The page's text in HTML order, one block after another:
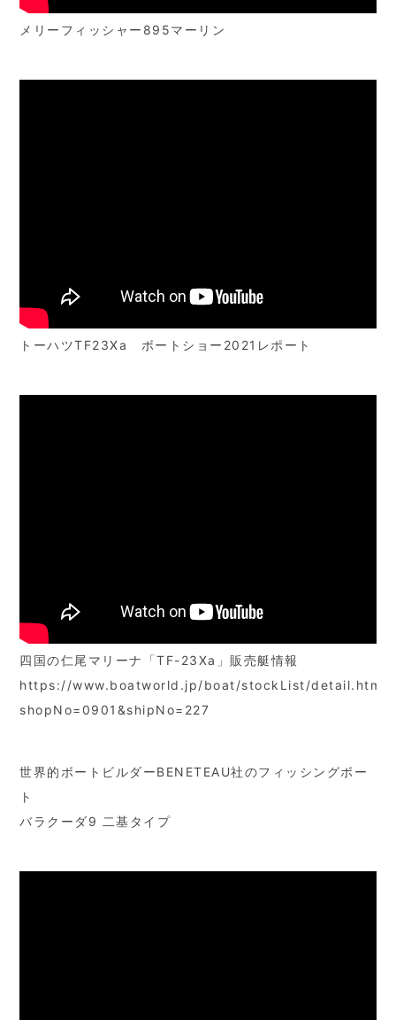
メリーフィッシャー895マーリン
トーハツTF23Xa ボートショー2021レポート
四国の仁尾マリーナ「TF-23Xa」販売艇情報
https://www.boatworld.jp/boat/stockList/detail.html?
shopNo=0901&shipNo=227
世界的ボートビルダーBENETEAU社のフィッシングボー
ト
バラクーダ9 二基タイプ